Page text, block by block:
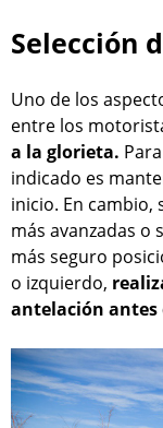
Selección
Uno de los
entre los
a la glorieta.
indicado es
inicio. En cambio,
más avanzadas o
más seguro
o izquierdo,
antelación